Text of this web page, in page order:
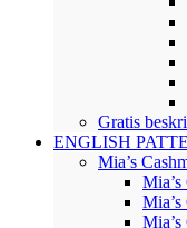
Gratis
ENGLISH
Mia’s
Mia’s